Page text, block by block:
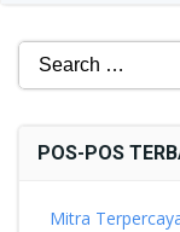
Search
for:
POS-POS
Mitra